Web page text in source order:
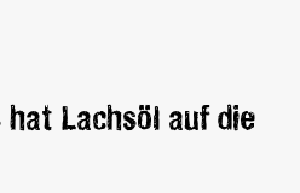
hat Lachsöl auf die